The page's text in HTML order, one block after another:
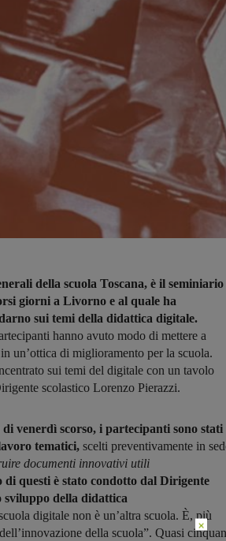
della scuola Toscana, è il seminiario
giorni a Livorno e al quale ha
sui temi della didattica digitale.
hanno avuto modo di mettere a
un’ottica di miglioramento per la scuola.
sui temi del digitale con un tavolo
scolastico Lorenzo Pierazzi.
venerdì scorso, i partecipanti sono stati
tematici, scelti preventivamente in
documenti innovativi utili
di questi è stato condotto dal Dirigente
della didattica
digitale non è un’altra scuola. È, più
della scuola”. Quasi
×